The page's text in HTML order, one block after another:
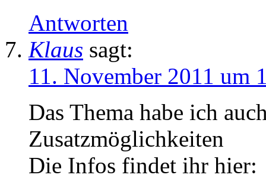
Antworten
Klaus sagt:
11. November 2011 um
Das Thema habe ich
Zusatzmöglichkeiten
Die Infos findet ihr hier: